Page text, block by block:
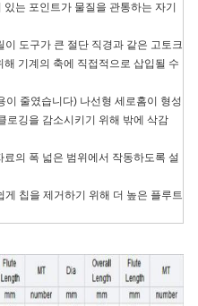
는 포인트가 물질을 관통하는 자기
이 도구가 큰 절단 직경과 같은 고토크
해 기계의 축에 직접적으로 삽입될 수
이 줄였습니다) 나선형 세로홈이 형성
로깅을 감소시키기 위해 밖에 삭감
의 폭 넓은 범위에서 작동하도록 설
게 칩을 제거하기 위해 더 높은 플루트